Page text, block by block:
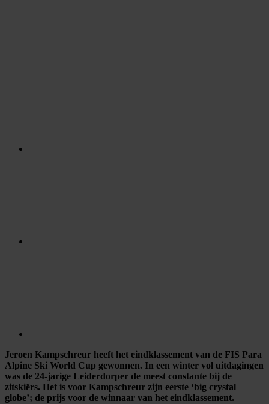
Jeroen Kampschreur heeft het eindklassement van de FIS Para
Alpine Ski World Cup gewonnen. In een winter vol uitdagingen
was de 24-jarige Leiderdorper de meest constante bij de
zitskiërs. Het is voor Kampschreur zijn eerste ‘big crystal
globe’; de prijs voor de winnaar van het eindklassement.